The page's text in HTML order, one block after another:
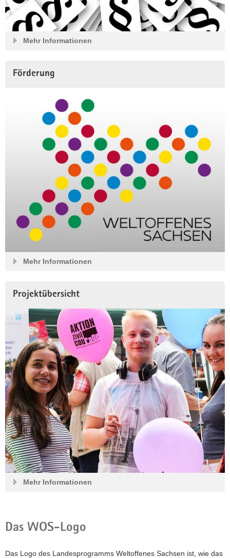
Zu den Aktionswochen
Die Deutsche Stiftung für Engagement und
Ehrenamt (DSEE) startet ab 15. Januar 2025
eine Kampagne:
»Mikro gefördert. Maximal unterstützt.
Eure Ehrenamtlichen brauchen eine extra Portion
Anerkennung? Ihr habt eine gute Idee, um neue Engagierte
zu gewinnen? Ihr wollt endlich diese Fortbildung machen und
eure Vereinsarbeit auf sichere Füße stellen? Mit bis zu 1.500
Euro unterstützen wir euch dabei. Ab Anfang 2026 könnt ihr
wieder Anträge für Projekte in ländlichen oder
strukturschwachen Regionen in unserem
Mikroförderprogramm stellen.«
Mehr Informationen gibt es hier
Mehr Informationen
Förderung
Mehr Informationen
Projektübersicht
Mehr Informationen
Das WOS-Logo
Das Logo des Landesprogramms Weltoffenes Sachsen ist, wie das